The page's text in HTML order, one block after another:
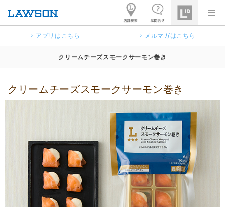
> アプリはこちら > メルマガはこちら
クリームチーズスモークサーモン巻き
クリームチーズスモークサーモン巻き